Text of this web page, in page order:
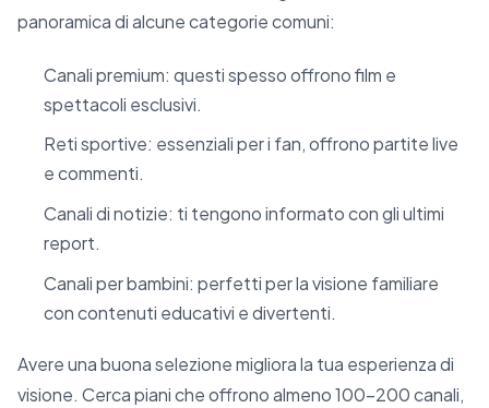
panoramica di alcune categorie comuni:
Canali premium: questi spesso offrono film e
spettacoli esclusivi.
Reti sportive: essenziali per i fan, offrono partite live
e commenti.
Canali di notizie: ti tengono informato con gli ultimi
report.
Canali per bambini: perfetti per la visione familiare
con contenuti educativi e divertenti.
Avere una buona selezione migliora la tua esperienza di
visione. Cerca piani che offrono almeno 100-200 canali,